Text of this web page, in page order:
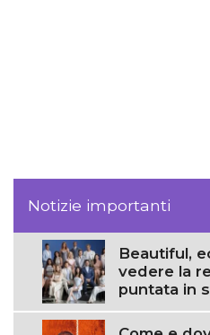
Notizie importanti
Beautiful,
vedere la
puntata in